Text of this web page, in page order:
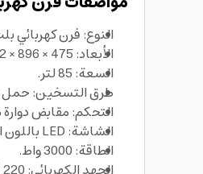
النوع: فرن كهربائي
الأبعاد: 475 × 896 × 572 مم.
السعة: 85 لتر.
طرق التسخين: حمل
التحكم: مقابض
الشاشة: LED باللون الأحمر مع وظائف الوقت.
الطاقة: 3000 واط.